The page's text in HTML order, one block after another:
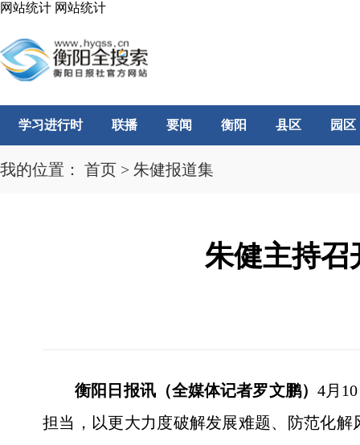
网站统计 网站统计
学习进行时 联播 要闻 衡阳 县区 园区
我的位置： 首页 > 朱健报道集
朱健主持召
衡阳日报讯（全媒体记者罗文鹏） 4月
担当，以更大力度破解发展难题、防范化